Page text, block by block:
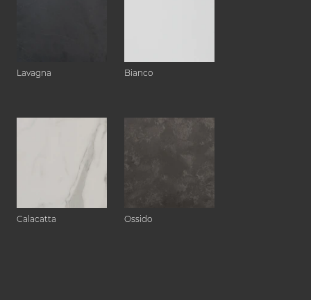
Lavagna Bianco
Calacatta Ossido